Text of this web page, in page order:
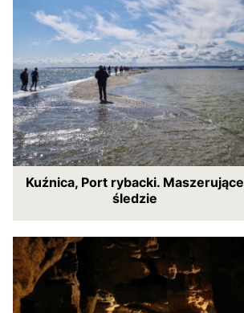
Kuźnica, Port rybacki. Maszerujące
śledzie